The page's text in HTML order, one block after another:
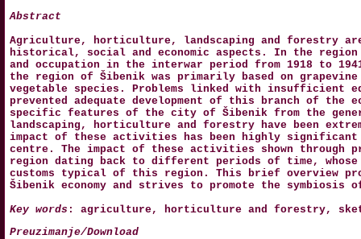
Abstract
Agriculture, horticulture, landscaping and forestry
historical, social and economic aspects. In the
and occupation in the interwar period from 1918 to
the region of Šibenik was primarily based on
vegetable species. Problems linked with insufficient
prevented adequate development of this branch of the
specific features of the city of Šibenik from the
landscaping, horticulture and forestry have been
impact of these activities has been highly
centre. The impact of these activities shown through
region dating back to different periods of time,
customs typical of this region. This brief overview
Šibenik economy and strives to promote the
Key words : agriculture, horticulture and forestry,
Preuzimanje/Download